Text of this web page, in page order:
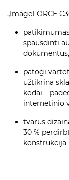
„ImageFORCE
spausdinti
dokumentus,
patogi
užtikrina
kodai –
internetinio
tvarus
30 %
konstrukcija